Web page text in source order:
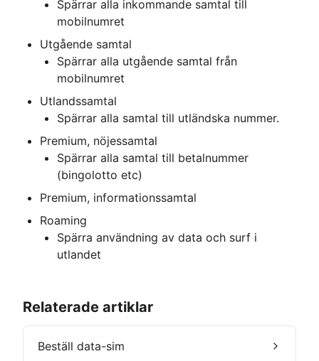
Spärrar alla inkommande samtal till
mobilnumret
Utgående samtal
Spärrar alla utgående samtal från
mobilnumret
Utlandssamtal
Spärrar alla samtal till utländska nummer.
Premium, nöjessamtal
Spärrar alla samtal till betalnummer
(bingolotto etc)
Premium, informationssamtal
Roaming
Spärra användning av data och surf i
utlandet
Relaterade artiklar
Beställ data-sim